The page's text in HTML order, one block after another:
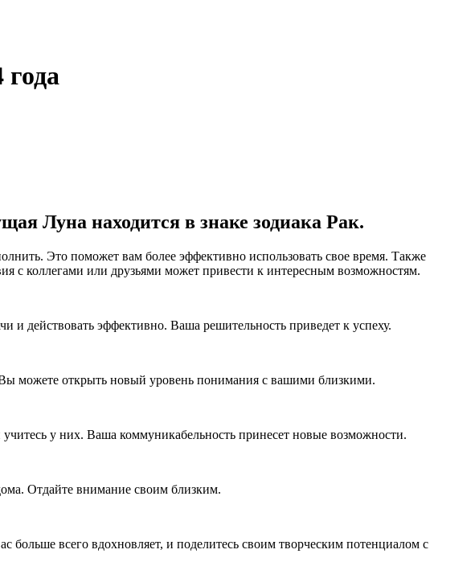
года
Луна находится в знаке зодиака Рак.
Это поможет вам более эффективно использовать свое время. Также
с коллегами или друзьями может привести к интересным возможностям.
и действовать эффективно. Ваша решительность приведет к успеху.
можете открыть новый уровень понимания с вашими близкими.
у них. Ваша коммуникабельность принесет новые возможности.
Отдайте внимание своим близким.
больше всего вдохновляет, и поделитесь своим творческим потенциалом с